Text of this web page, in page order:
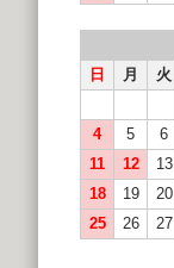
日
月 火
4
5 6
11
12 13
18
19 20
25
26 27